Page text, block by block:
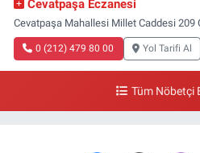
Cevatpaşa Eczanesi
Cevatpaşa Mahallesi Millet Caddesi 209
0 (212) 479 80 00 Yol Tarifi Al
Tüm Nöbetçi